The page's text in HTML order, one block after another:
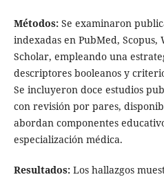
Métodos: Se examinaron
indexadas en PubMed, Scopus,
Scholar, empleando una
descriptores booleanos y
Se incluyeron doce estudios
con revisión por pares,
abordan componentes
especialización médica.
Resultados:Los hallazgos